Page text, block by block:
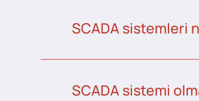
SCADA sistemleri
SCADA sistemi